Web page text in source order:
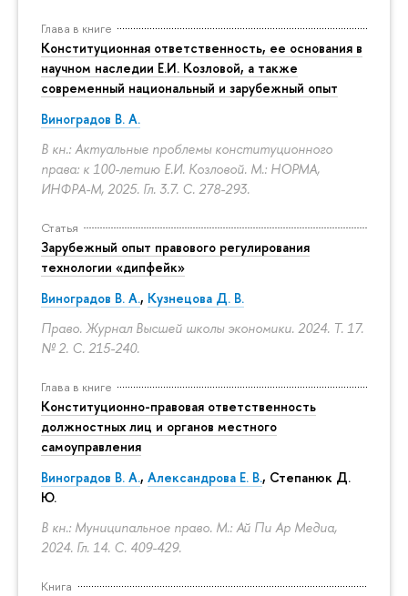
Глава в книге
Конституционная ответственность, ее основания в
научном наследии Е.И. Козловой, а также
современный национальный и зарубежный опыт
Виноградов В. А.
В кн.: Актуальные проблемы конституционного
права: к 100-летию Е.И. Козловой. М.: НОРМА,
ИНФРА-М, 2025. Гл. 3.7. С. 278-293.
Статья
Зарубежный опыт правового регулирования
технологии «дипфейк»
Виноградов В. А., Кузнецова Д. В.
Право. Журнал Высшей школы экономики. 2024. Т. 17.
№ 2. С. 215-240.
Глава в книге
Конституционно-правовая ответственность
должностных лиц и органов местного
самоуправления
Виноградов В. А., Александрова Е. В., Степанюк Д.
Ю.
В кн.: Муниципальное право. М.: Ай Пи Ар Медиа,
2024. Гл. 14. С. 409-429.
Книга